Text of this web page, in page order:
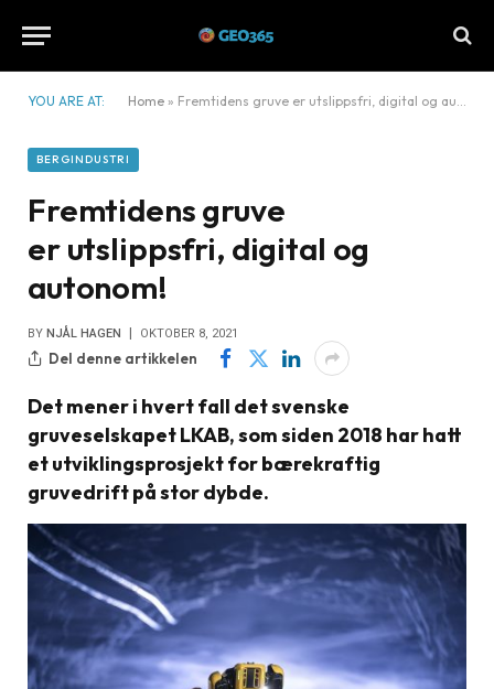
YOU ARE AT: Home » Fremtidens gruve er utslippsfri, digital og autonom!
BERGINDUSTRI
Fremtidens gruve
er utslippsfri, digital og
autonom!
BY NJÅL HAGEN OKTOBER 8, 2021
Del denne artikkelen
Det mener i hvert fall det svenske
gruveselskapet LKAB, som siden 2018 har hatt
et utviklingsprosjekt for bærekraftig
gruvedrift på stor dybde.